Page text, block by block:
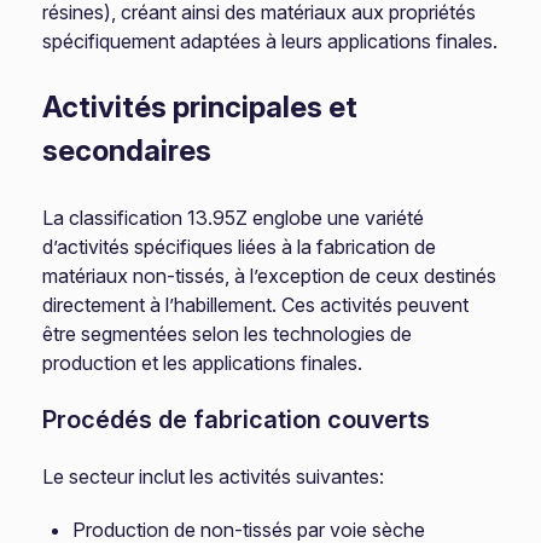
résines), créant ainsi des matériaux aux propriétés
spécifiquement adaptées à leurs applications finales.
Activités principales et
secondaires
La classification 13.95Z englobe une variété
d’activités spécifiques liées à la fabrication de
matériaux non-tissés, à l’exception de ceux destinés
directement à l’habillement. Ces activités peuvent
être segmentées selon les technologies de
production et les applications finales.
Procédés de fabrication couverts
Le secteur inclut les activités suivantes:
Production de non-tissés par voie sèche